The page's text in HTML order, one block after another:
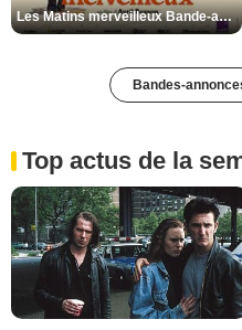
Les Matins merveilleux Bande-annonce VF
Bandes-
Top actus de la